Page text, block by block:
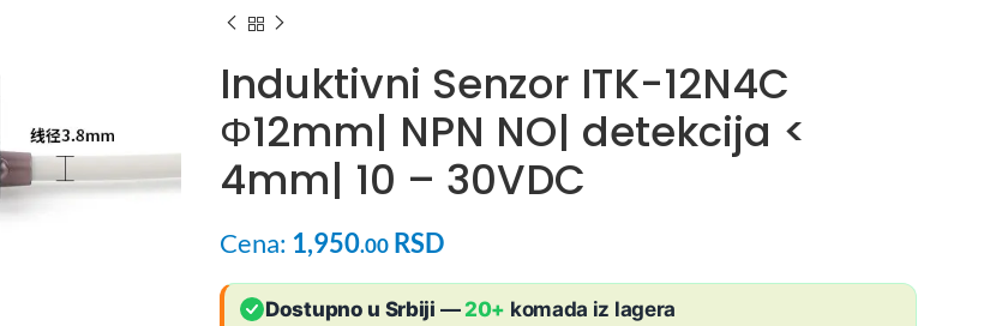
Induktivni Senzor ITK-12N4C
Φ12mm| NPN NO| detekcija <
4mm| 10 – 30VDC
Cena: 1,950.00 RSD
Dostupno u Srbiji —20+ komada iz lagera